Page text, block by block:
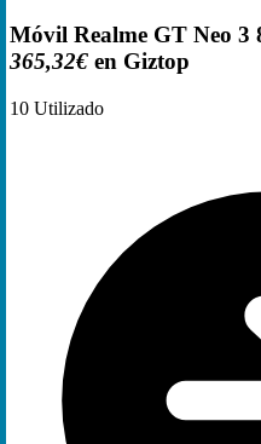
Móvil Realme GT Neo
365,32€ en Giztop
10 Utilizado